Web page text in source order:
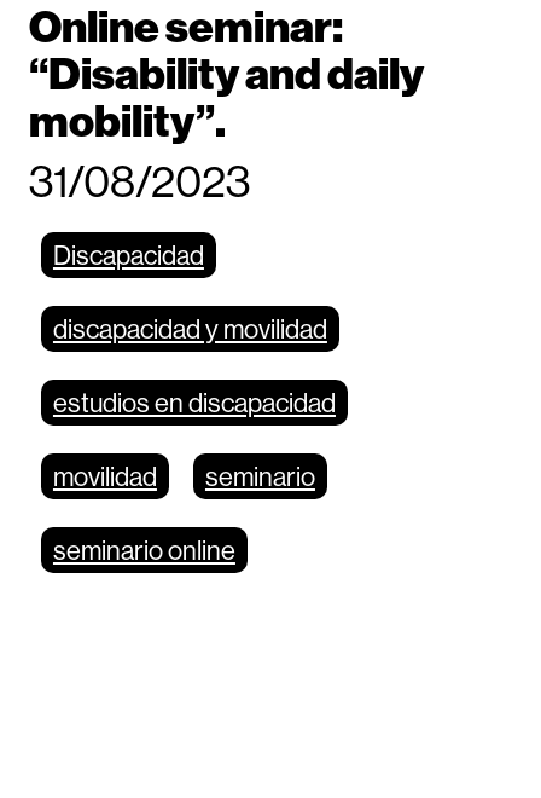
Online seminar:
“Disability and daily
mobility”.
31/08/2023
Discapacidad
discapacidad y movilidad
estudios en discapacidad
movilidad seminario
seminario online